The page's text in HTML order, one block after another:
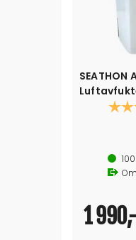
m/HEPA-
fjerner intil
med
340 x 232
1